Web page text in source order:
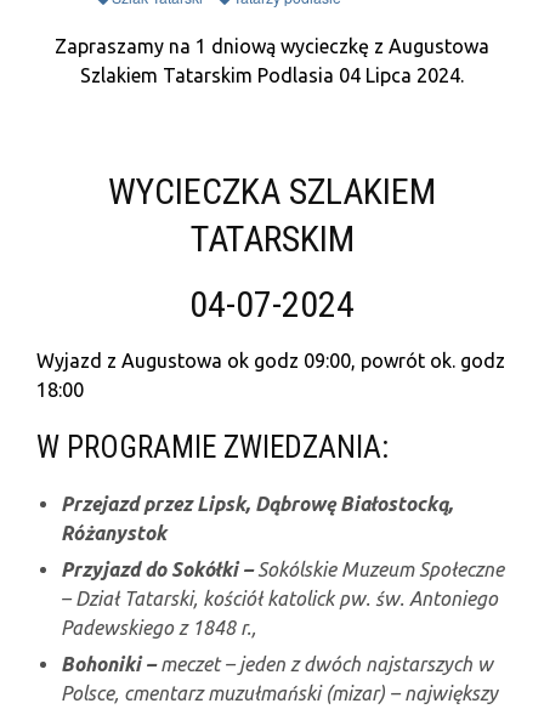
Zapraszamy na 1 dniową wycieczkę z Augustowa
Szlakiem Tatarskim Podlasia 04 Lipca 2024.
WYCIECZKA SZLAKIEM
TATARSKIM
04-07-2024
Wyjazd z Augustowa ok godz 09:00, powrót ok. godz
18:00
W PROGRAMIE ZWIEDZANIA:
Przejazd przez Lipsk, Dąbrowę Białostocką,
Różanystok
Przyjazd do Sokółki –Sokólskie Muzeum Społeczne
– Dział Tatarski, kościół katolick pw. św. Antoniego
Padewskiego z 1848 r.,
Bohoniki –meczet – jeden z dwóch najstarszych w
Polsce, cmentarz muzułmański (mizar) – największy